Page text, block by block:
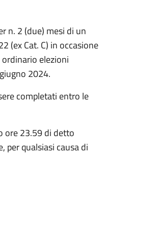
n. 2 (due) mesi di un
(ex Cat. C) in occasione
elezioni
2024.
completati entro le
ore 23.59 di detto
per qualsiasi causa di